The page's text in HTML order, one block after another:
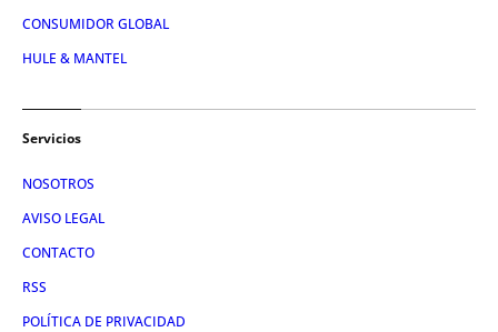
CONSUMIDOR GLOBAL
HULE & MANTEL
Servicios
NOSOTROS
AVISO LEGAL
CONTACTO
RSS
POLÍTICA DE PRIVACIDAD